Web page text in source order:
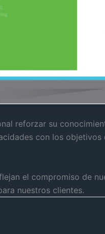
reforzar su
con los
el compromiso de
nuestros clientes.